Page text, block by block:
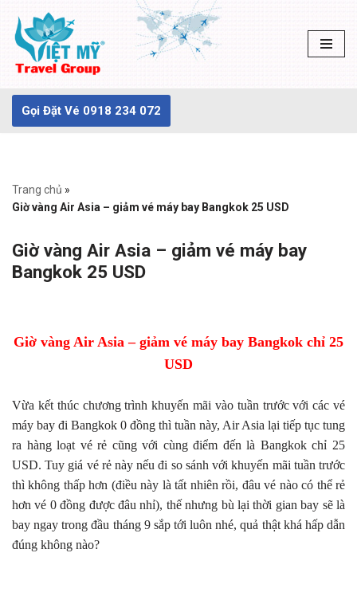
Chuyển
tới
dung
Gọi Đặt Vé 0918 234 072
Trang chủ »
Giờ vàng Air Asia – giảm vé máy bay Bangkok 25 USD
Giờ vàng Air Asia – giảm vé máy bay
Bangkok 25 USD
Giờ vàng Air Asia – giảm vé máy bay Bangkok chỉ 25
USD
Vừa kết thúc chương trình khuyến mãi vào tuần trước với các vé
máy bay đi Bangkok 0 đồng thì tuần này, Air Asia lại tiếp tục tung
ra hàng loạt vé rẻ cũng với cùng điểm đến là Bangkok chỉ 25
USD. Tuy giá vé rẻ này nếu đi so sánh với khuyến mãi tuần trước
thì không thấp hơn (điều này là tất nhiên rồi, đâu vé nào có thể rẻ
hơn vé 0 đồng được đâu nhỉ), thế nhưng bù lại thời gian bay sẽ là
bay ngay trong đầu tháng 9 sắp tới luôn nhé, quả thật khá hấp dẫn
đúng không nào?